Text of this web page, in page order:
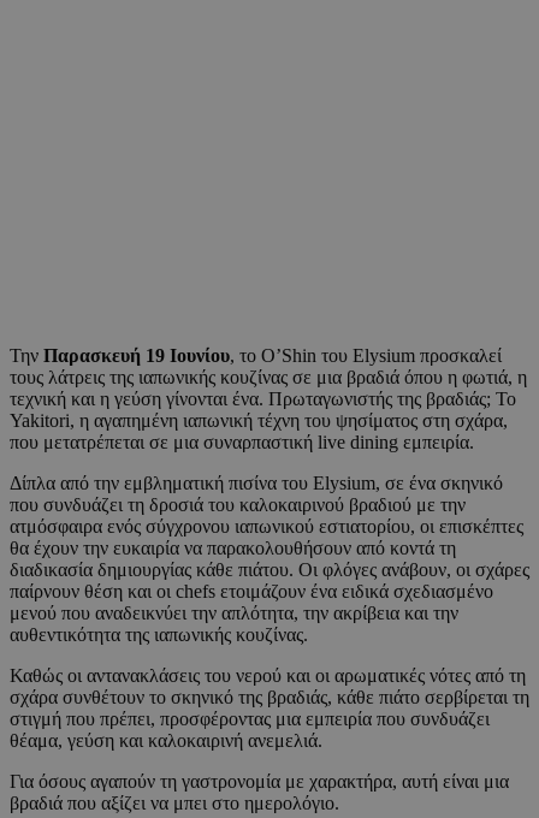
Την Παρασκευή 19 Ιουνίου, το O’Shin του Elysium προσκαλεί
τους λάτρεις της ιαπωνικής κουζίνας σε μια βραδιά όπου η φωτιά, η
τεχνική και η γεύση γίνονται ένα. Πρωταγωνιστής της βραδιάς; Το
Yakitori, η αγαπημένη ιαπωνική τέχνη του ψησίματος στη σχάρα,
που μετατρέπεται σε μια συναρπαστική live dining εμπειρία.
Δίπλα από την εμβληματική πισίνα του Elysium, σε ένα σκηνικό
που συνδυάζει τη δροσιά του καλοκαιρινού βραδιού με την
ατμόσφαιρα ενός σύγχρονου ιαπωνικού εστιατορίου, οι επισκέπτες
θα έχουν την ευκαιρία να παρακολουθήσουν από κοντά τη
διαδικασία δημιουργίας κάθε πιάτου. Οι φλόγες ανάβουν, οι σχάρες
παίρνουν θέση και οι chefs ετοιμάζουν ένα ειδικά σχεδιασμένο
μενού που αναδεικνύει την απλότητα, την ακρίβεια και την
αυθεντικότητα της ιαπωνικής κουζίνας.
Καθώς οι αντανακλάσεις του νερού και οι αρωματικές νότες από τη
σχάρα συνθέτουν το σκηνικό της βραδιάς, κάθε πιάτο σερβίρεται τη
στιγμή που πρέπει, προσφέροντας μια εμπειρία που συνδυάζει
θέαμα, γεύση και καλοκαιρινή ανεμελιά.
Για όσους αγαπούν τη γαστρονομία με χαρακτήρα, αυτή είναι μια
βραδιά που αξίζει να μπει στο ημερολόγιο.